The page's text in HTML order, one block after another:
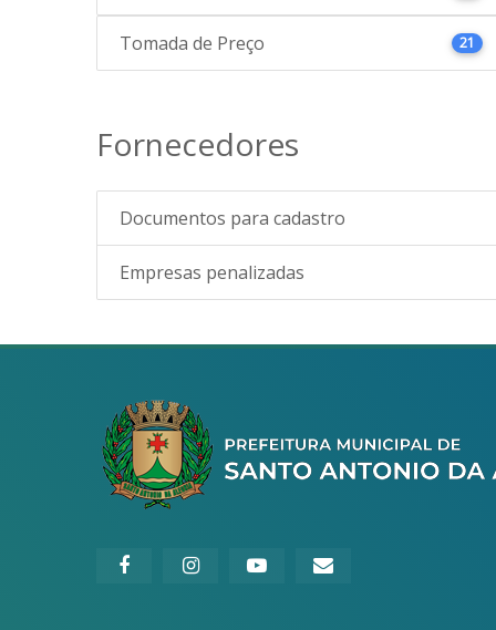
Tomada de Preço 21
Fornecedores
Documentos para cadastro
Empresas penalizadas